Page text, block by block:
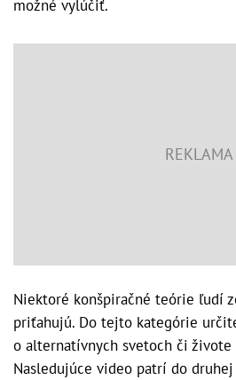
možné vylúčiť.
Niektoré konšpiračné teórie ľudí
priťahujú. Do tejto kategórie
o alternatívnych svetoch či živote
Nasledujúce video patrí do